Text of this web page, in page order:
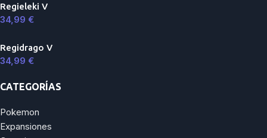
Regieleki V
34,99 €
Regidrago V
34,99 €
CATEGORÍAS
Pokemon
Expansiones